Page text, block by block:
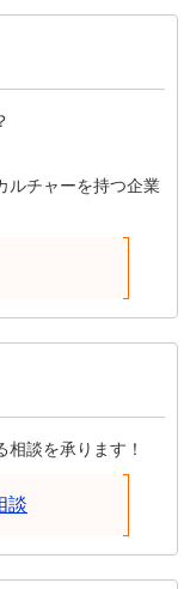
ルチャーを持つ企業
談を承ります！
談